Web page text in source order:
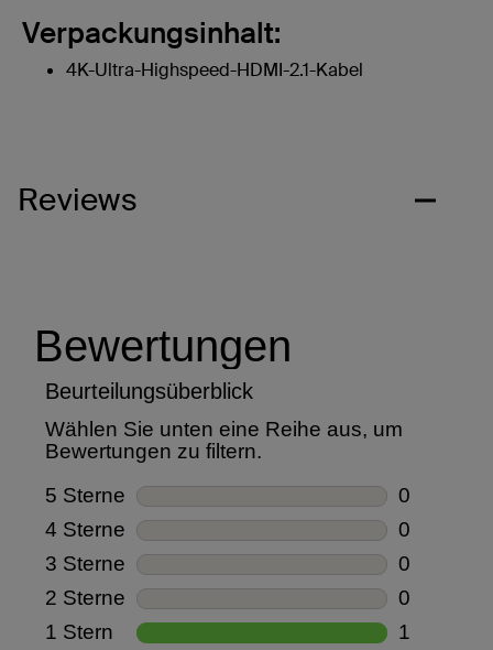
Verpackungsinhalt:
4K-Ultra-Highspeed-HDMI-2.1-Kabel
Reviews